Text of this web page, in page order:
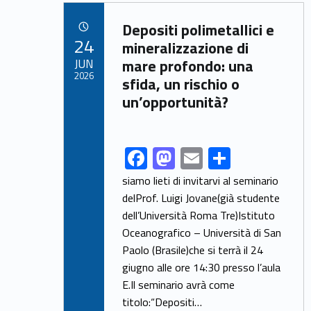
b
o
o
k
d
o
n
l e
Link identifier archive #link-archive-47693
Depositi polimetallici e
mineralizzazione di
mare profondo: una
sfida, un rischio o
un’opportunità?
Link identifier share facebook archive #share-link-archive-88174F
ac
e
b
o
o
k
M
as
to
d
o
n
E
m
ai
l
S
h
ar
e
siamo lieti di invitarvi al seminario
delProf. Luigi Jovane(già studente
dell’Università Roma Tre)Istituto
Oceanografico – Università di San
Paolo (Brasile)che si terrà il 24
giugno alle ore 14:30 presso l’aula
E.Il seminario avrà come
titolo:“Depositi…
24
JUN
2026